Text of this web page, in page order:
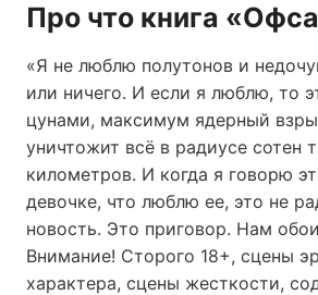
Про что книга
«Я не люблю полутонов и
или ничего. И если я люблю, то
цунами, максимум ядерный
уничтожит всё в радиусе сотен
километров. И когда я говорю
девочке, что люблю ее, это не
новость. Это приговор. Нам
Внимание! Сторого 18+, сцены
характера, сцены жесткости,